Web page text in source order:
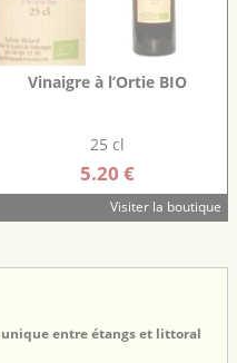
Vinaigre à l’Ortie BIO
25 cl
5.20 €
Visiter la boutique
entre étangs et littoral